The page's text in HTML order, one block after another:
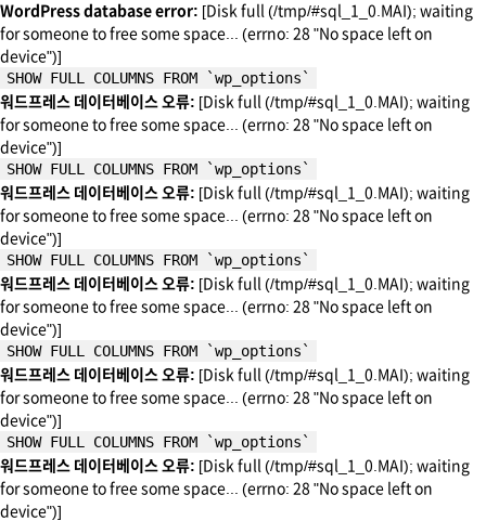
WordPress database error: [Disk full (/tmp/#sql_1_0.MAI); waiting
for someone to free some space... (errno: 28 "No space left on
device")]
SHOW FULL COLUMNS FROM `wp_options`
워드프레스 데이터베이스 오류: [Disk full (/tmp/#sql_1_0.MAI); waiting
for someone to free some space... (errno: 28 "No space left on
device")]
SHOW FULL COLUMNS FROM `wp_options`
워드프레스 데이터베이스 오류: [Disk full (/tmp/#sql_1_0.MAI); waiting
for someone to free some space... (errno: 28 "No space left on
device")]
SHOW FULL COLUMNS FROM `wp_options`
워드프레스 데이터베이스 오류: [Disk full (/tmp/#sql_1_0.MAI); waiting
for someone to free some space... (errno: 28 "No space left on
device")]
SHOW FULL COLUMNS FROM `wp_options`
워드프레스 데이터베이스 오류: [Disk full (/tmp/#sql_1_0.MAI); waiting
for someone to free some space... (errno: 28 "No space left on
device")]
SHOW FULL COLUMNS FROM `wp_options`
워드프레스 데이터베이스 오류: [Disk full (/tmp/#sql_1_0.MAI); waiting
for someone to free some space... (errno: 28 "No space left on
device")]